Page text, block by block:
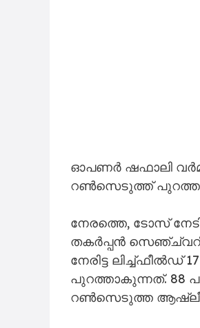
ഓപണർ ഷഫാലി
റൺസെടുത്ത്
നേരത്തെ, ടോസ്
തകർപ്പൻ
നേരിട്ട
പുറത്താകുന്നത്. 88
റൺസെടുത്ത ആഷ്‌ലീ